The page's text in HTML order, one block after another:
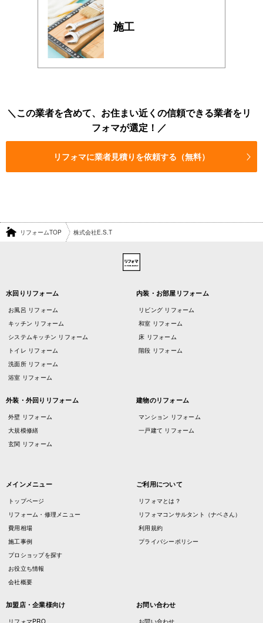
施工
この業者を含めて、お住まい近くの信頼できる業者をリ
フォマが選定！
リフォマに業者見積りを依頼する（無料）
リフォームTOP 株式会社E.S.T
水回りリフォーム
お風呂 リフォーム
キッチン リフォーム
システムキッチン リフォーム
トイレ リフォーム
洗面所 リフォーム
浴室 リフォーム
内装・お部屋リフォーム
リビング リフォーム
和室 リフォーム
床 リフォーム
階段 リフォーム
外装・外回りリフォーム
外壁 リフォーム
大規模修繕
玄関 リフォーム
建物のリフォーム
マンション リフォーム
一戸建て リフォーム
メインメニュー
トップページ
リフォーム・修理メニュー
費用相場
施工事例
プロショップを探す
お役立ち情報
会社概要
ご利用について
リフォマとは？
リフォマコンサルタント（ナベさん）
利用規約
プライバシーポリシー
加盟店・企業様向け
リフォマPRO
お問い合わせ
お問い合わせ